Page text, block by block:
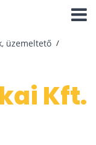
üzemeltető
Kft.